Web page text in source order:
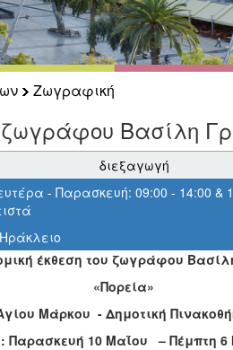
Ζωγραφική
Βασίλη
διεξαγωγή
- Παρασκευή: 09:00 - 14:00 &
έκθεση του ζωγράφου
«Πορεία»
Μάρκου - Δημοτική
Παρασκευή 10 Μαΐου – Πέμπτη 6